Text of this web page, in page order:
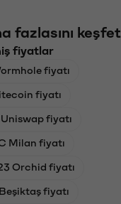
fazlasını keşfet
fiyatlar
fiyatı
fiyatı
fiyatı
Milan fiyatı
Orchid fiyatı
fiyatı